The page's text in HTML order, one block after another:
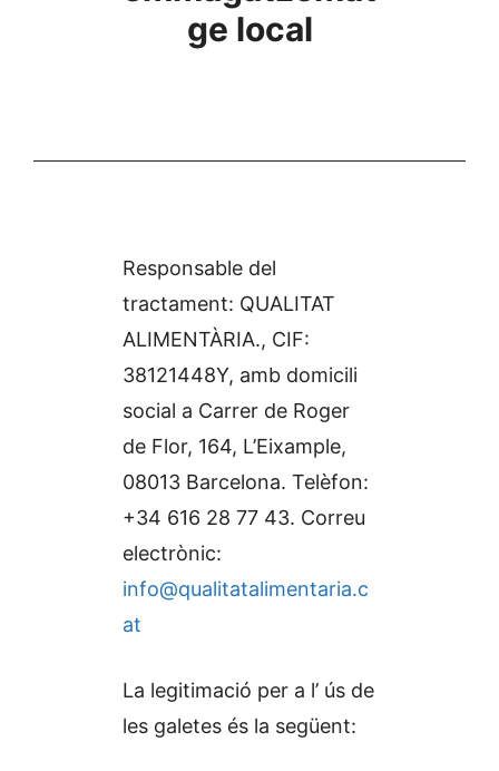
ge local
Responsable del
tractament: QUALITAT
ALIMENTÀRIA., CIF:
38121448Y, amb domicili
social a Carrer de Roger
de Flor, 164, L’Eixample,
08013 Barcelona. Telèfon:
+34 616 28 77 43. Correu
electrònic:
info@qualitatalimentaria.c
at
La legitimació per a l’ ús de
les galetes és la següent: